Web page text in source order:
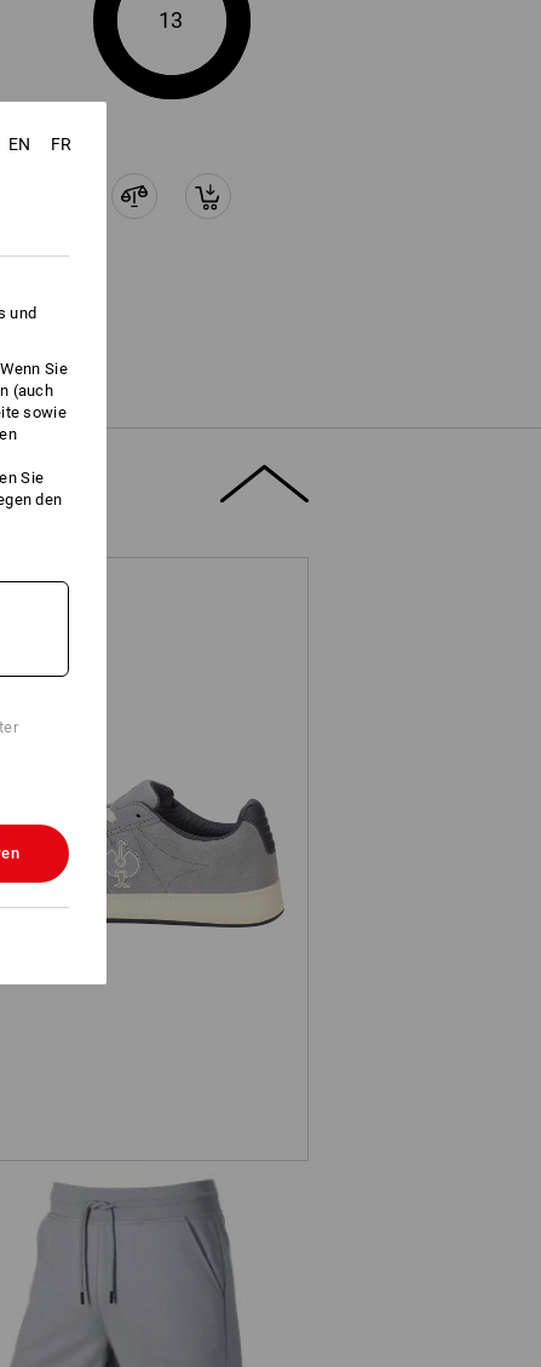
13
e.s. Tampa low
EN FR
und
Sie
(auch
sowie
Sie
den